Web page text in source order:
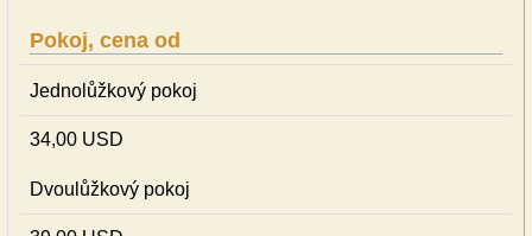
Pokoj, cena od
Jednolůžkový pokoj
34,00 USD
Dvoulůžkový pokoj